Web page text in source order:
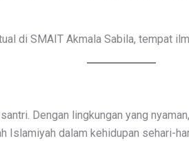
di SMAIT Akmala Sabila, tempat
Dengan lingkungan yang
Islamiyah dalam kehidupan sehari-